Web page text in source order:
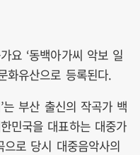
요 ‘동백아가씨 악보 일
화유산으로 등록된다.
는 부산 출신의 작곡가 백
민국을 대표하는 대중가
으로 당시 대중음악사의